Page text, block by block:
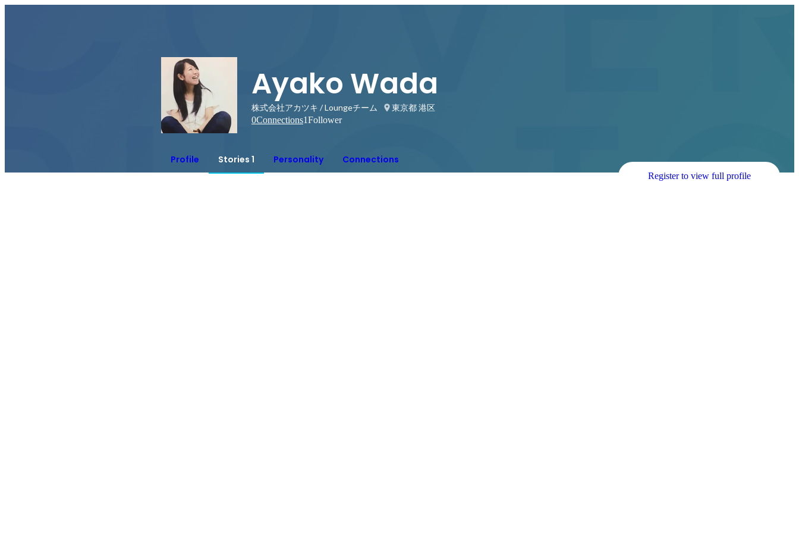
Ayako Wada
株式会社アカツキ / Loungeチーム
東京都 港区
0Connections1Follower
Profile Stories 1 Personality Connections
Register to view full profile